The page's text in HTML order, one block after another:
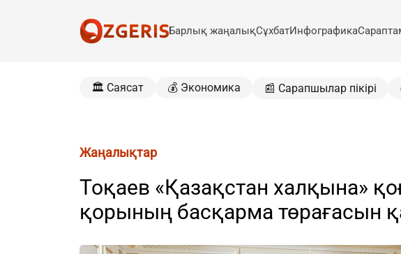
Барлық жаңалықСұхбатИнфографика
🏛️ Саясат 💰 Экономика 📰 Сарапшылар пікірі
Жаңалықтар
Тоқаев «Қазақстан халқына»
қорының басқарма төрағасын